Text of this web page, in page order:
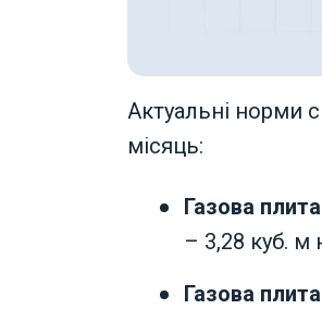
Актуальні норми
місяць:
Газова
– 3,28 куб. м
Газова